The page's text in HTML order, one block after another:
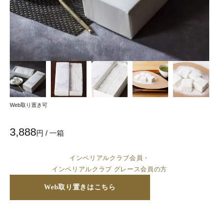
Web取り置き可
3,888円 / 一箱
インペリアルクラブ会員・
インペリアルクラブ グレース会員の方
Web取り置きはこちら